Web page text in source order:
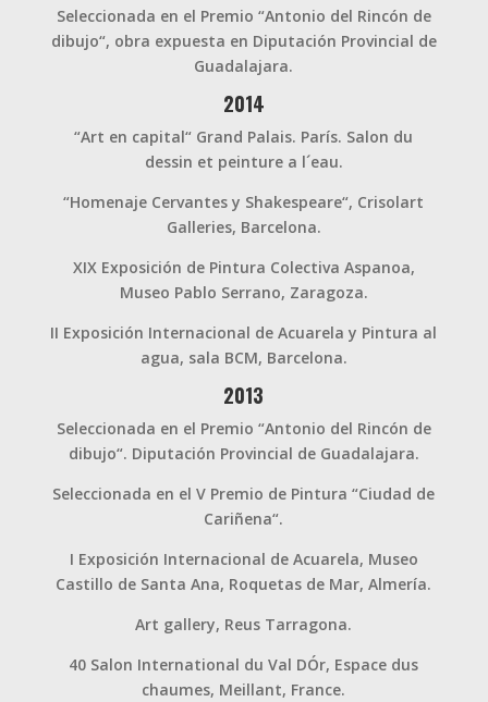
Seleccionada en el Premio “Antonio del Rincón de
dibujo“, obra expuesta en Diputación Provincial de
Guadalajara.
2014
“Art en capital“ Grand Palais. París. Salon du
dessin et peinture a l´eau.
“Homenaje Cervantes y Shakespeare“, Crisolart
Galleries, Barcelona.
XIX Exposición de Pintura Colectiva Aspanoa,
Museo Pablo Serrano, Zaragoza.
II Exposición Internacional de Acuarela y Pintura al
agua, sala BCM, Barcelona.
2013
Seleccionada en el Premio “Antonio del Rincón de
dibujo“. Diputación Provincial de Guadalajara.
Seleccionada en el V Premio de Pintura “Ciudad de
Cariñena“.
I Exposición Internacional de Acuarela, Museo
Castillo de Santa Ana, Roquetas de Mar, Almería.
Art gallery, Reus Tarragona.
40 Salon International du Val DÓr, Espace dus
chaumes, Meillant, France.